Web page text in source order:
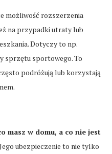
możliwość rozszerzenia
na przypadki utraty lub
Dotyczy to np.
sprzętu sportowego. To
podróżują lub korzystają
masz w domu, a co nie jest
Jego ubezpieczenie to nie tylko